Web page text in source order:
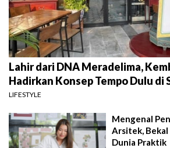
Lahir dari DNA Meradelima,
Hadirkan Konsep Tempo Dulu di
LIFESTYLE
Mengenal
Arsitek, Bekal
Dunia Praktik